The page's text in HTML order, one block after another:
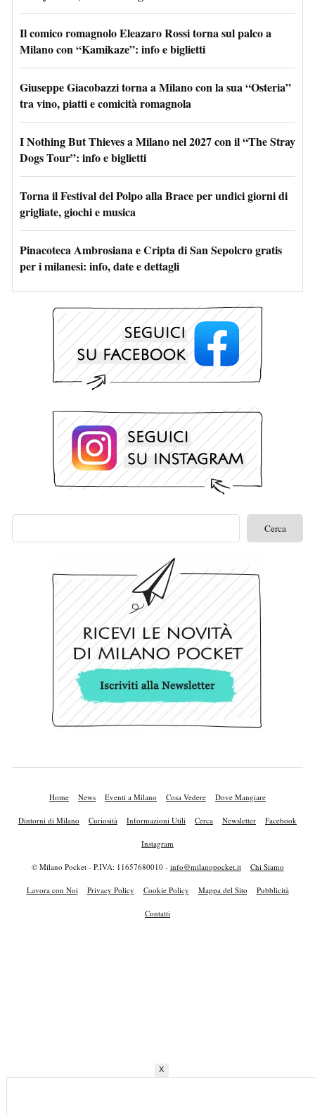
Il comico romagnolo Eleazaro Rossi torna sul palco a
Milano con “Kamikaze”: info e biglietti
Giuseppe Giacobazzi torna a Milano con la sua “Osteria”
tra vino, piatti e comicità romagnola
I Nothing But Thieves a Milano nel 2027 con il “The Stray
Dogs Tour”: info e biglietti
Torna il Festival del Polpo alla Brace per undici giorni di
grigliate, giochi e musica
Pinacoteca Ambrosiana e Cripta di San Sepolcro gratis
per i milanesi: info, date e dettagli
Home News Eventi a Milano Cosa Vedere Dove Mangiare
Dintorni di Milano Curiosità Informazioni Utili Cerca Newsletter Facebook
Instagram
© Milano Pocket - P.IVA: 11657680010 - info@milanopocket.it Chi Siamo
Lavora con Noi Privacy Policy Cookie Policy Mappa del Sito Pubblicità
Contatti
X